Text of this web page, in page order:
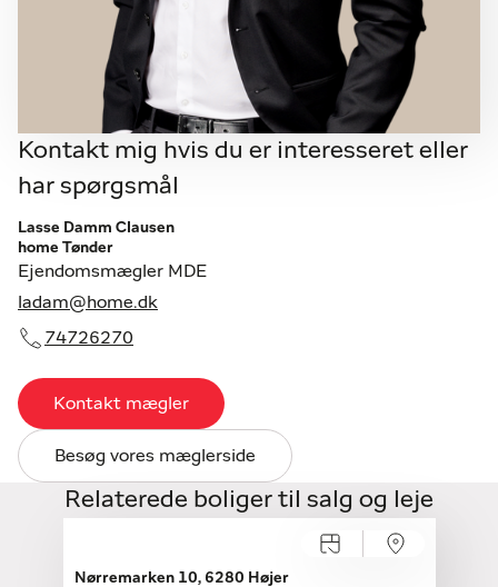
Kontakt mig hvis du er interesseret eller
har spørgsmål
Lasse Damm Clausen
home Tønder
Ejendomsmægler MDE
ladam@home.dk
74726270
Kontakt mægler
Besøg vores mæglerside
Relaterede boliger til salg og leje
Nørremarken 10, 6280 Højer